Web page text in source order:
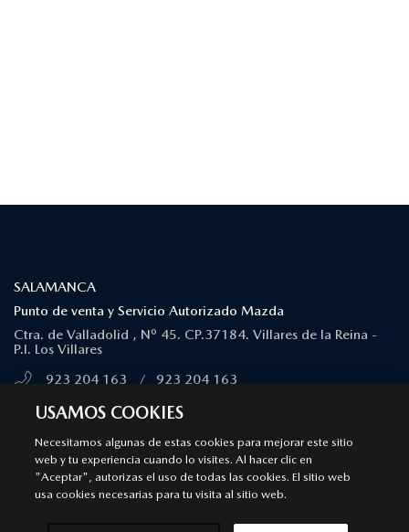
SALAMANCA
Punto de venta y Servicio Autorizado Mazda
Ctra. de Valladolid , Nº 45. CP.37184. Villares de la Reina -
P.I. Los Villares
923 204 163
/
923 204 163
MÁS INFORMACIÓN
Aviso legal Privacidad Cookies
Declaración de accesibilidad Ley de Servicios Digitales
All In Media
USAMOS COOKIES
Necesitamos algunas de estas cookies para mejorar este sitio
web y tu experiencia cuando lo visites. Al hacer clic en
"Aceptar", autorizas el uso de todas las cookies. El sitio web
usa cookies necesarias para tu visita al sitio web.